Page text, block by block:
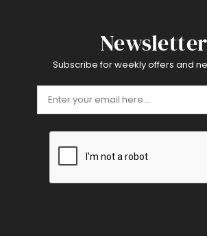
Newsletter
Subscribe for weekly offers and